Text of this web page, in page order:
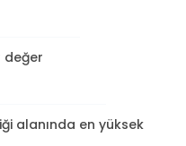
değer
alanında en yüksek